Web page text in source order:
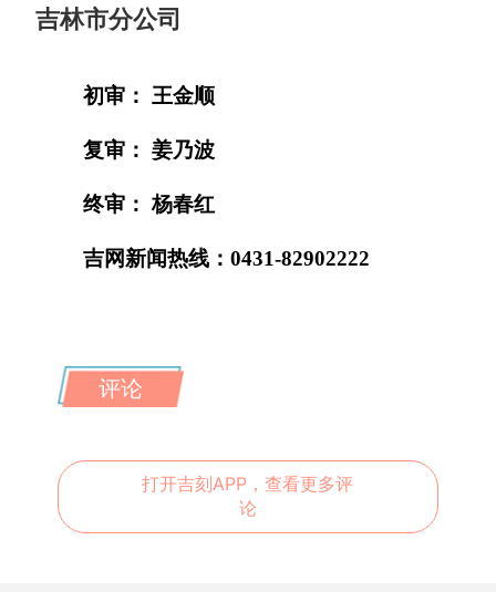
吉林市分公司
初审： 王金顺
复审： 姜乃波
终审： 杨春红
吉网新闻热线：0431-82902222
评论
打开吉刻APP，查看更多评
论